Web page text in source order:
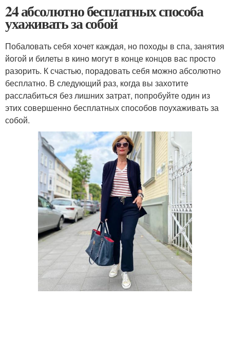
24 абсолютно бесплатных способа
ухаживать за собой
Побаловать себя хочет каждая, но походы в спа, занятия
йогой и билеты в кино могут в конце концов вас просто
разорить. К счастью, порадовать себя можно абсолютно
бесплатно. В следующий раз, когда вы захотите
расслабиться без лишних затрат, попробуйте один из
этих совершенно бесплатных способов поухаживать за
собой.